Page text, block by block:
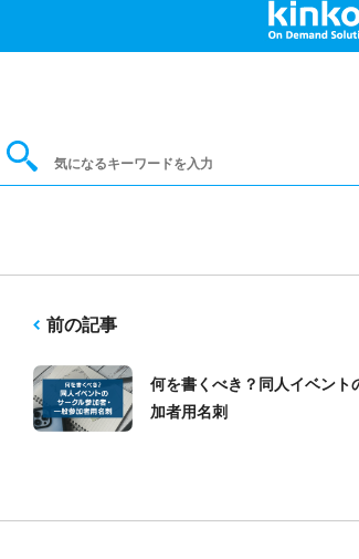
前の記事
何を書くべき？同人イベント
加者用名刺